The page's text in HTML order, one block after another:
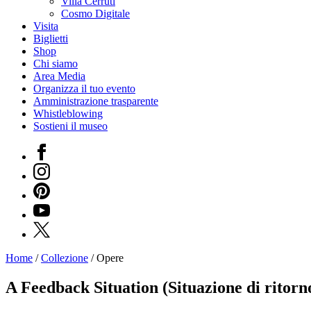
Cosmo Digitale
Visita
Biglietti
Shop
Chi siamo
Area Media
Organizza il tuo evento
Amministrazione trasparente
Whistleblowing
Sostieni il museo
Facebook
Instagram
Pinterest
YouTube
X
Mostre
Eventi
Home /Collezione /Opere
A Feedback Situation (Situazione di